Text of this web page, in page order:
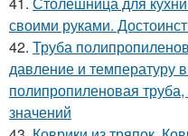
своими руками.
42. Труба
давление и температуру
полипропиленовая
значений